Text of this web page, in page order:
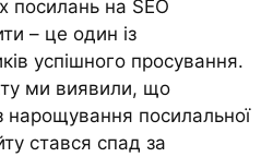
посилань на SEO
– це один із
успішного просування.
ми виявили, що
нарощування посилальної
стався спад за